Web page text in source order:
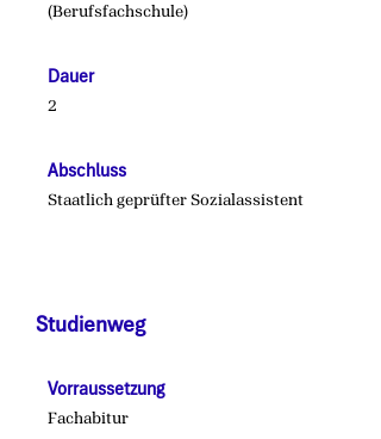
(Berufsfachschule)
Dauer
2
Abschluss
Staatlich geprüfter Sozialassistent
Studienweg
Vorraussetzung
Fachabitur